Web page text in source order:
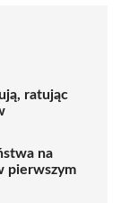
ratując
na
pierwszym